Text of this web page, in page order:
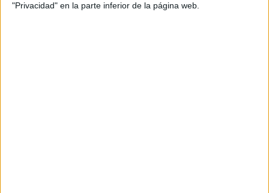
"Privacidad" en la parte inferior de la página web.
Aceptolos Términos y Condicionesde uso*